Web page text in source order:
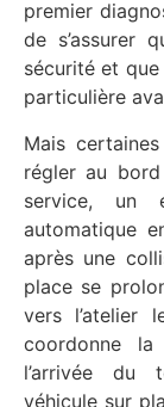
premier
de s’assurer
sécurité et que
particulière
Mais
régler au
service, un
automatique
après une
place se
vers l’atelier
coordonne
l’arrivée du
véhicule sur